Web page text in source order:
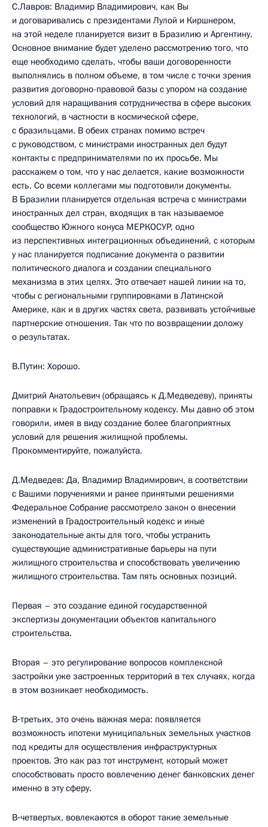
С.Лавров: Владимир Владимирович, как Вы
и договаривались с президентами Лулой и Киршнером,
на этой неделе планируется визит в Бразилию и Аргентину.
Основное внимание будет уделено рассмотрению того, что
еще необходимо сделать, чтобы ваши договоренности
выполнялись в полном объеме, в том числе с точки зрения
развития договорно-правовой базы с упором на создание
условий для наращивания сотрудничества в сфере высоких
технологий, в частности в космической сфере,
с бразильцами. В обеих странах помимо встреч
с руководством, с министрами иностранных дел будут
контакты с предпринимателями по их просьбе. Мы
расскажем о том, что у нас делается, какие возможности
есть. Со всеми коллегами мы подготовили документы.
В Бразилии планируется отдельная встреча с министрами
иностранных дел стран, входящих в так называемое
сообщество Южного конуса МЕРКОСУР, одно
из перспективных интеграционных объединений, с которым
у нас планируется подписание документа о развитии
политического диалога и создании специального
механизма в этих целях. Это отвечает нашей линии на то,
чтобы с региональными группировками в Латинской
Америке, как и в других частях света, развивать устойчивые
партнерские отношения. Так что по возвращении доложу
о результатах.
В.Путин: Хорошо.
Дмитрий Анатольевич (обращаясь к Д.Медведеву), приняты
поправки к Градостроительному кодексу. Мы давно об этом
говорили, имея в виду создание более благоприятных
условий для решения жилищной проблемы.
Прокомментируйте, пожалуйста.
Д.Медведев: Да, Владимир Владимирович, в соответствии
с Вашими поручениями и ранее принятыми решениями
Федеральное Собрание рассмотрело закон о внесении
изменений в Градостроительный кодекс и иные
законодательные акты для того, чтобы устранить
существующие административные барьеры на пути
жилищного строительства и способствовать увеличению
жилищного строительства. Там пять основных позиций.
Первая – это создание единой государственной
экспертизы документации объектов капитального
строительства.
Вторая – это регулирование вопросов комплексной
застройки уже застроенных территорий в тех случаях, когда
в этом возникает необходимость.
В‑третьих, это очень важная мера: появляется
возможность ипотеки муниципальных земельных участков
под кредиты для осуществления инфраструктурных
проектов. Это как раз тот инструмент, который может
способствовать просто вовлечению денег банковских денег
именно в эту сферу.
В‑четвертых, вовлекаются в оборот такие земельные